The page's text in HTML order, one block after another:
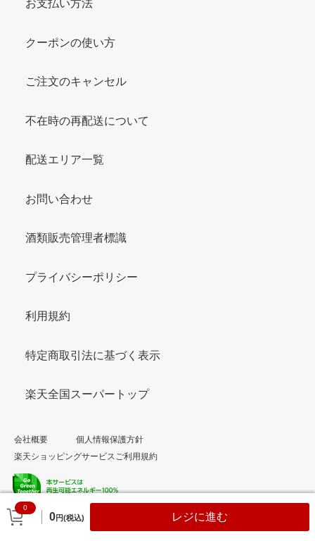
0
0円(税込) レジに進む
お支払い方法
クーポンの使い方
ご注文のキャンセル
不在時の再配送について
配送エリア一覧
お問い合わせ
酒類販売管理者標識
プライバシーポリシー
利用規約
特定商取引法に基づく表示
楽天全国スーパートップ
会社概要
個人情報保護方針
楽天ショッピングサービスご利用規約
© Rakuten Group, Inc.